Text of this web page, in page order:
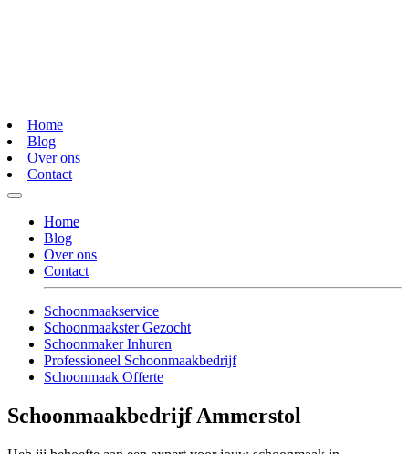
Home
Blog
Over ons
Contact
Home
Blog
Over ons
Contact
Schoonmaakservice
Schoonmaakster Gezocht
Schoonmaker Inhuren
Professioneel Schoonmaakbedrijf
Schoonmaak Offerte
Schoonmaakbedrijf Ammerstol